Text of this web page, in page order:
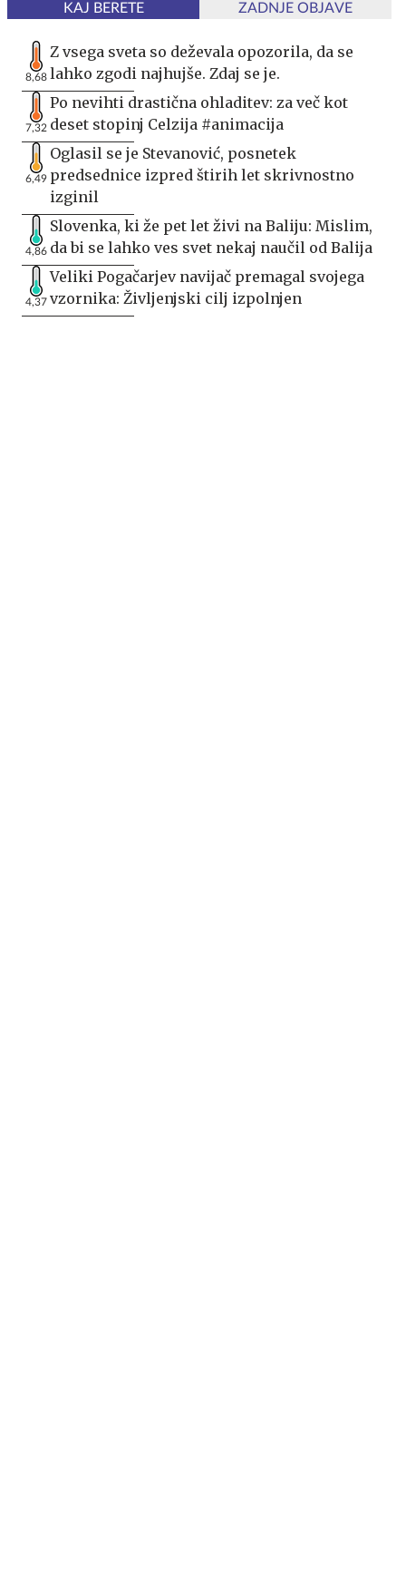
KAJ BERETE ZADNJE OBJAVE
8,68
Z vsega sveta so deževala opozorila, da se
lahko zgodi najhujše. Zdaj se je.
7,32
Po nevihti drastična ohladitev: za več kot
deset stopinj Celzija #animacija
6,49
Oglasil se je Stevanović, posnetek
predsednice izpred štirih let skrivnostno
izginil
4,86
Slovenka, ki že pet let živi na Baliju: Mislim,
da bi se lahko ves svet nekaj naučil od Balija
4,37
Veliki Pogačarjev navijač premagal svojega
vzornika: Življenjski cilj izpolnjen